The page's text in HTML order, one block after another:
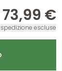
73,99 €
escluse